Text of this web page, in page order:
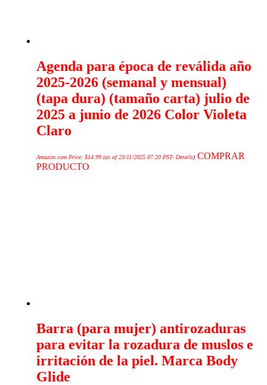
Agenda para época de reválida año
2025-2026 (semanal y mensual)
(tapa dura) (tamaño carta) julio de
2025 a junio de 2026 Color Violeta
Claro
Amazon.com Price:$14.99 (as of 23/11/2025 07:20 PST- Details) COMPRAR
PRODUCTO
Barra (para mujer) antirozaduras
para evitar la rozadura de muslos e
irritación de la piel. Marca Body
Glide